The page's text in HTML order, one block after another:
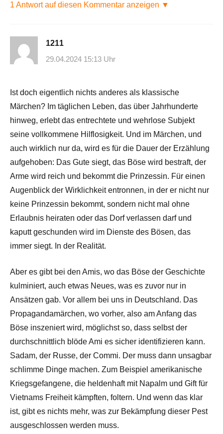
1 Antwort auf diesen Kommentar anzeigen ▼
1211
29.04.2024 15:13 Uhr
Ist doch eigentlich nichts anderes als klassische
Märchen? Im täglichen Leben, das über Jahrhunderte
hinweg, erlebt das entrechtete und wehrlose Subjekt
seine vollkommene Hilflosigkeit. Und im Märchen, und
auch wirklich nur da, wird es für die Dauer der Erzählung
aufgehoben: Das Gute siegt, das Böse wird bestraft, der
Arme wird reich und bekommt die Prinzessin. Für einen
Augenblick der Wirklichkeit entronnen, in der er nicht nur
keine Prinzessin bekommt, sondern nicht mal ohne
Erlaubnis heiraten oder das Dorf verlassen darf und
kaputt geschunden wird im Dienste des Bösen, das
immer siegt. In der Realität.
Aber es gibt bei den Amis, wo das Böse der Geschichte
kulminiert, auch etwas Neues, was es zuvor nur in
Ansätzen gab. Vor allem bei uns in Deutschland. Das
Propagandamärchen, wo vorher, also am Anfang das
Böse inszeniert wird, möglichst so, dass selbst der
durchschnittlich blöde Ami es sicher identifizieren kann.
Sadam, der Russe, der Commi. Der muss dann unsagbar
schlimme Dinge machen. Zum Beispiel amerikanische
Kriegsgefangene, die heldenhaft mit Napalm und Gift für
Vietnams Freiheit kämpften, foltern. Und wenn das klar
ist, gibt es nichts mehr, was zur Bekämpfung dieser Pest
ausgeschlossen werden muss.